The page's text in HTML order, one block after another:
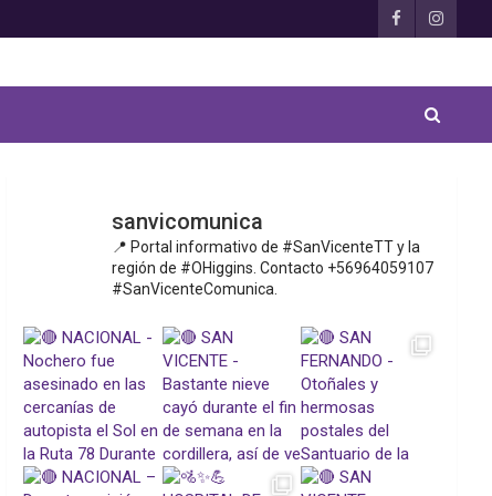
sanvicomunica
📍 Portal informativo de #SanVicenteTT y la
región de #OHiggins. Contacto +56964059107
#SanVicenteComunica.